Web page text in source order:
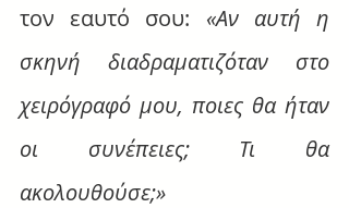
τον εαυτό σου: «Αν αυτή η
σκηνή διαδραματιζόταν στο
χειρόγραφό μου, ποιες θα ήταν
οι συνέπειες; Τι θα
ακολουθούσε;»